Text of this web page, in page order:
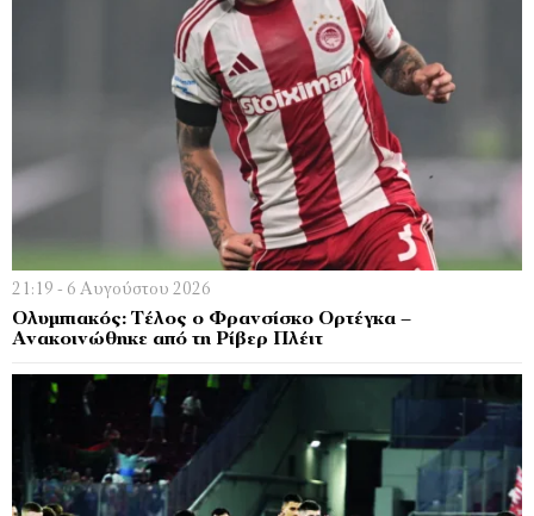
21:19 - 6 Αυγούστου 2026
Ολυμπιακός: Τέλος ο Φρανσίσκο Ορτέγκα –
Ανακοινώθηκε από τη Ρίβερ Πλέιτ